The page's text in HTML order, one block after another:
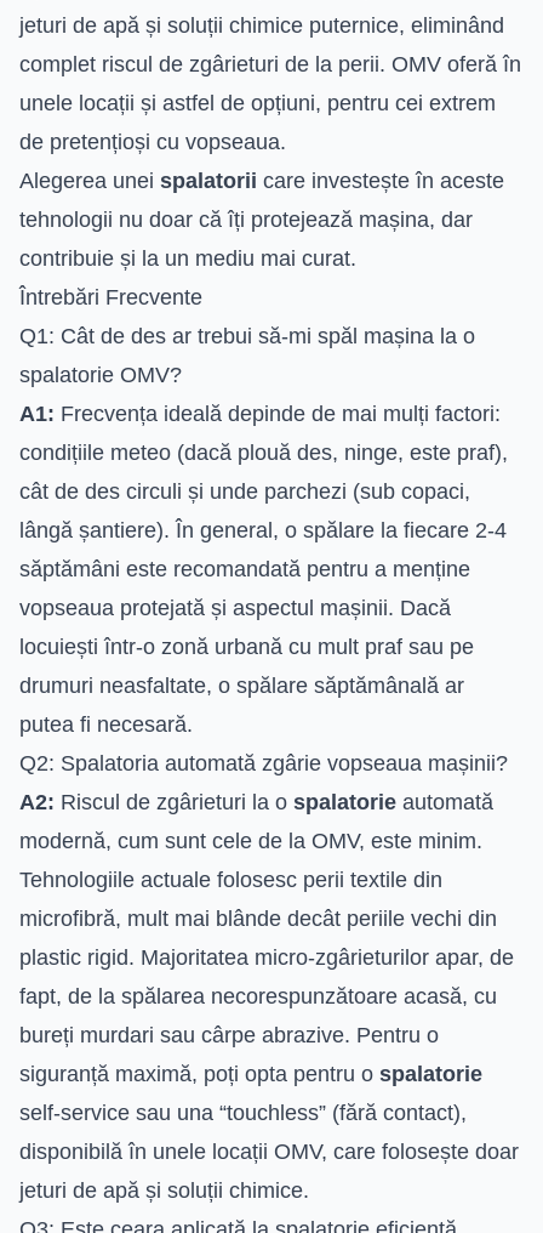
jeturi de apă și soluții chimice puternice, eliminând
complet riscul de zgârieturi de la perii. OMV oferă în
unele locații și astfel de opțiuni, pentru cei extrem
de pretențioși cu vopseaua.
Alegerea unei spalatorii care investește în aceste
tehnologii nu doar că îți protejează mașina, dar
contribuie și la un mediu mai curat.
Întrebări Frecvente
Q1: Cât de des ar trebui să-mi spăl mașina la o
spalatorie OMV?
A1: Frecvența ideală depinde de mai mulți factori:
condițiile meteo (dacă plouă des, ninge, este praf),
cât de des circuli și unde parchezi (sub copaci,
lângă șantiere). În general, o spălare la fiecare 2-4
săptămâni este recomandată pentru a menține
vopseaua protejată și aspectul mașinii. Dacă
locuiești într-o zonă urbană cu mult praf sau pe
drumuri neasfaltate, o spălare săptămânală ar
putea fi necesară.
Q2: Spalatoria automată zgârie vopseaua mașinii?
A2: Riscul de zgârieturi la o spalatorie automată
modernă, cum sunt cele de la OMV, este minim.
Tehnologiile actuale folosesc perii textile din
microfibră, mult mai blânde decât periile vechi din
plastic rigid. Majoritatea micro-zgârieturilor apar, de
fapt, de la spălarea necorespunzătoare acasă, cu
bureți murdari sau cârpe abrazive. Pentru o
siguranță maximă, poți opta pentru o spalatorie
self-service sau una “touchless” (fără contact),
disponibilă în unele locații OMV, care folosește doar
jeturi de apă și soluții chimice.